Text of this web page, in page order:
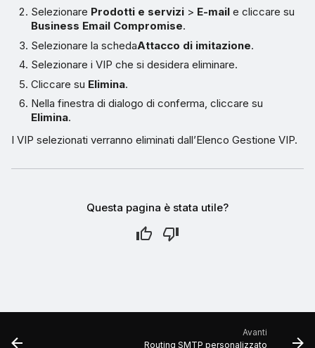
Selezionare Prodotti e servizi > E-mail e cliccare su
Business Email Compromise.
Selezionare la schedaAttacco di imitazione.
Selezionare i VIP che si desidera eliminare.
Cliccare su Elimina.
Nella finestra di dialogo di conferma, cliccare su
Elimina.
I VIP selezionati verranno eliminati dall’Elenco Gestione VIP.
Questa pagina è stata utile?
Avanti
Routing SMTP personalizzato